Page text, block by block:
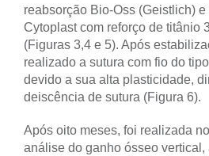
reabsorção Bio-Oss (Geistlich)
Cytoplast com reforço de titânio
(Figuras 3,4 e 5). Após
realizado a sutura com fio do
devido a sua alta plasticidade,
deiscência de sutura (Figura 6).
Após oito meses, foi realizada
análise do ganho ósseo vertical,